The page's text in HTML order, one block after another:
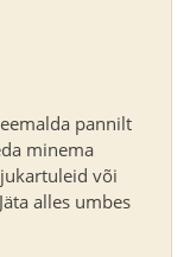
pannilt
minema
või
alles umbes